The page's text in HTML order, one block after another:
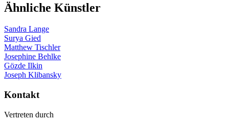
Ähnliche Künstler
Sandra Lange
Surya Gied
Matthew Tischler
Josephine Behlke
Gözde Ilkin
Joseph Klibansky
Kontakt
Vertreten durch